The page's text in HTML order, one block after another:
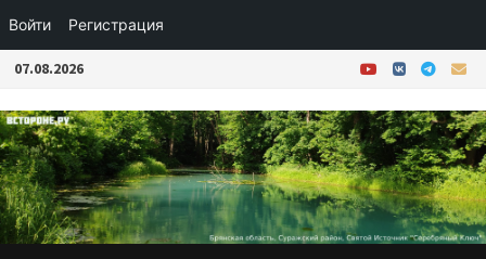
Войти Регистрация
Перейти
содержимому
07.08.2026